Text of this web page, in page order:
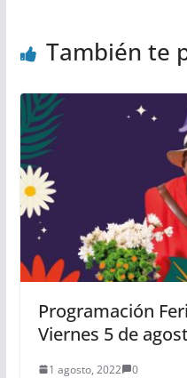
También te
Programación
Viernes 5 de
1 agosto, 2022 0